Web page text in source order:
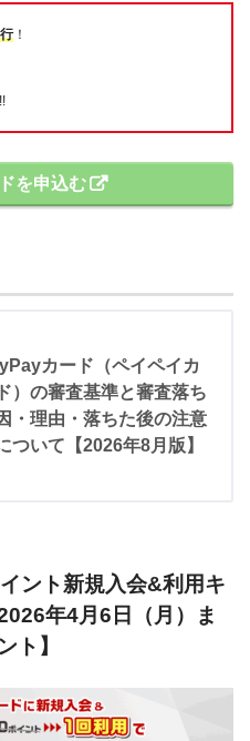
！
を申込む
カード（ペイペイカ
）の審査基準と審査落ち
・理由・落ちた後の注意
ついて【2026年8月版】
ント新規入会&利用キ
年4月6日（月）ま
ト】